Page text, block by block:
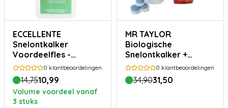
ECCELLENTE
Snelontkalker
Voordeelfles -
Melkzuur
0 klantbeoordelingen
14,7510,99
Volume voordeel vanaf
3 stuks
MR TAYLOR
Biologische
Snelontkalker +
ECCELLENTE 2in1
Reinigingstabletten
voor Jura
0 klantbeoordelingen
34,9031,50